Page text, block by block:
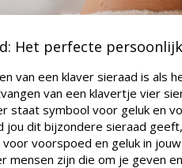
Het perfecte
van een klaver sieraad is als
van een klavertje vier
staat symbool voor geluk en
jou dit bijzondere sieraad
voorspoed en geluk in
mensen zijn die om je geven